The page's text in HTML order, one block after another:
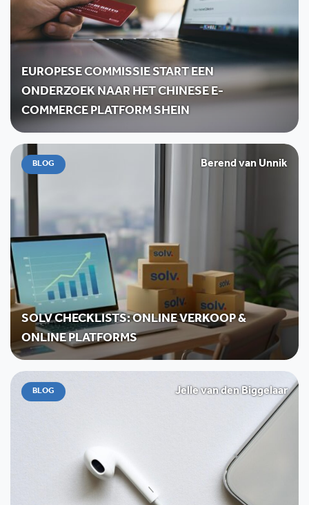
EUROPESE COMMISSIE START EEN
ONDERZOEK NAAR HET CHINESE E-
COMMERCE PLATFORM SHEIN
BLOG Berend van Unnik
SOLV CHECKLISTS: ONLINE VERKOOP &
ONLINE PLATFORMS
BLOG Jelle van den Biggelaar